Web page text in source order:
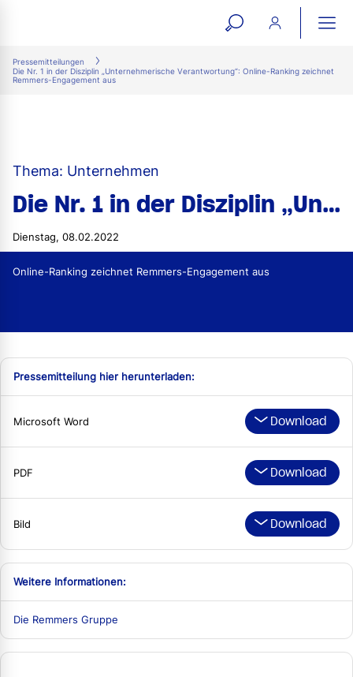
open
Pressemitteilungen
Die Nr. 1 in der Disziplin „Unternehmerische Verantwortung“: Online-Ranking zeichnet
Remmers-Engagement aus
Thema: Unternehmen
Die Nr. 1 in der Disziplin „Unternehmerische Verantwortung“
Dienstag, 08.02.2022
Online-Ranking zeichnet Remmers-Engagement aus
Pressemitteilung hier herunterladen:
Microsoft Word Download
PDF Download
Bild Download
Weitere Informationen:
Die Remmers Gruppe